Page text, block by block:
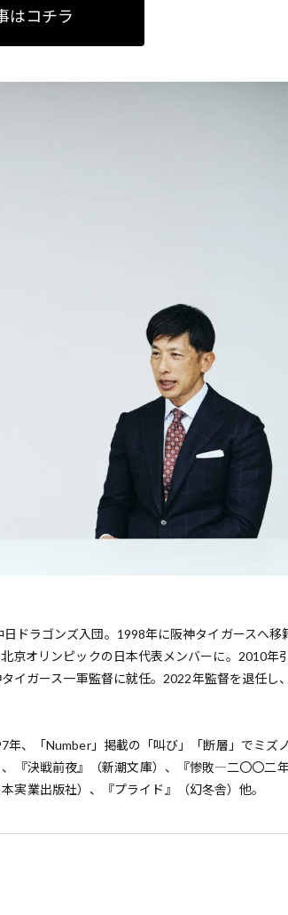
はコチラ
ドラゴンズ入団。1998年に阪神タイガースへ移
京オリンピックの日本代表メンバーに。2010年
イガース一軍監督に就任。2022年監督を退任し
、「Number」掲載の「叫び」「断層」でミズ
『決戦前夜』（新潮文庫）、『惨敗―二〇〇二
業出版社）、『プライド』（幻冬舎）他。